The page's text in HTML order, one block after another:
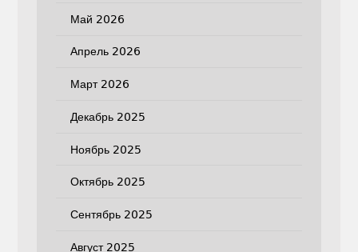
Май 2026
Апрель 2026
Март 2026
Декабрь 2025
Ноябрь 2025
Октябрь 2025
Сентябрь 2025
Август 2025